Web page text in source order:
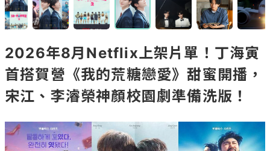
2026年8月Netflix上架片單！丁海寅
首搭賀營《我的荒糖戀愛》甜蜜開播，
宋江、李濬榮神顏校園劇準備洗版！